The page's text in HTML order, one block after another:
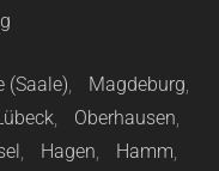
(Saale), Magdeburg,
, Oberhausen,
, Hagen, Hamm,